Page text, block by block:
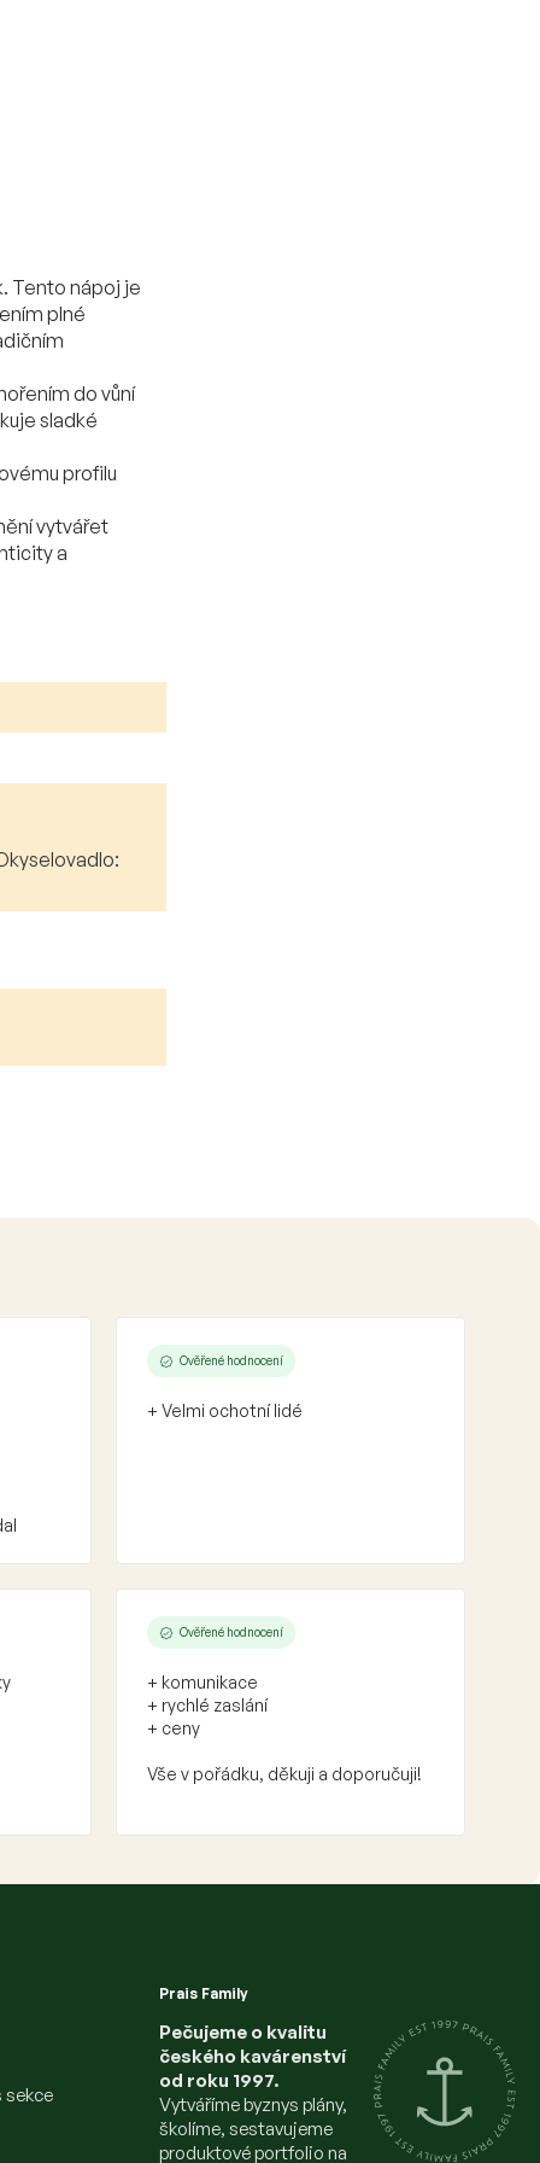
Tento nápoj je
plné
do vůní
sladké
profilu
vytvářet
a
Ověřené hodnocení
+ Velmi ochotní lidé
Ověřené hodnocení
+ komunikace
+ rychlé zaslání
+ ceny
Vše v pořádku, děkuji a doporučuji!
sekce
Prais Family
Pečujeme o kvalitu
českého kavárenství
od roku 1997.
Vytváříme byznys plány,
školíme, sestavujeme
produktové portfolio na